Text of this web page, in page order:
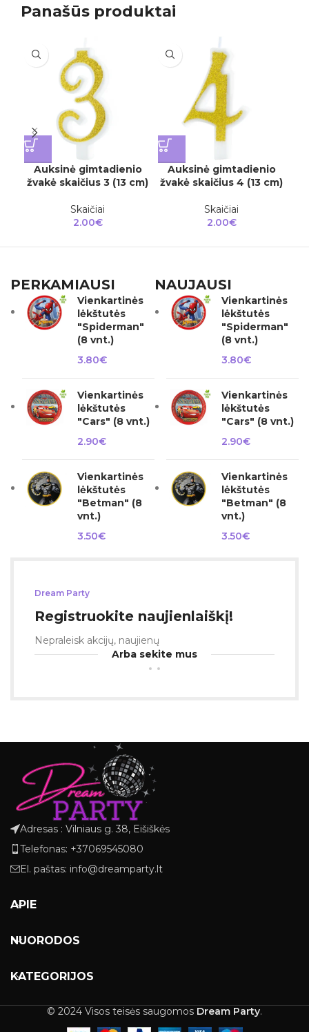
Panašūs produktai
Auksinė gimtadienio
žvakė skaičius 3 (13 cm)
Skaičiai
2.00€
Auksinė gimtadienio
žvakė skaičius 4 (13 cm)
Skaičiai
2.00€
PERKAMIAUSI
Vienkartinės
lėkštutės
"Spiderman"
(8 vnt.)
3.80€
Vienkartinės
lėkštutės
"Cars" (8 vnt.)
2.90€
Vienkartinės
lėkštutės
"Betman" (8
vnt.)
3.50€
NAUJAUSI
Vienkartinės
lėkštutės
"Spiderman"
(8 vnt.)
3.80€
Vienkartinės
lėkštutės
"Cars" (8 vnt.)
2.90€
Vienkartinės
lėkštutės
"Betman" (8
vnt.)
3.50€
Dream Party
Registruokite naujienlaiškį!
Nepraleisk akcijų, naujienų
Arba sekite mus
Adresas : Vilniaus g. 38, Eišiškės
Telefonas: +37069545080
El. paštas: info@dreamparty.lt
APIE
NUORODOS
KATEGORIJOS
© 2024 Visos teisės saugomos Dream Party.